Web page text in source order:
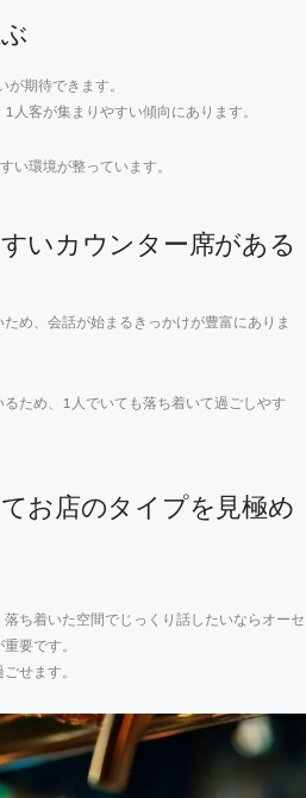
期待できます。
人客が集まりやすい傾向にあります。
い環境が整っています。
いカウンター席がある
め、会話が始まるきっかけが豊富にありま
ため、1人でいても落ち着いて過ごしやす
お店のタイプを見極め
ち着いた空間でじっくり話したいならオーセ
要です。
せます。